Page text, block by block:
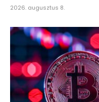
2026. augusztus 8.